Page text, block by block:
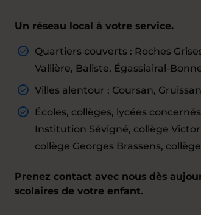
Un réseau local à votre service.
Quartiers couverts : Roches
Vallière, Baliste, Égassiairal-
Villes alentour : Coursan,
Écoles, collèges, lycées
Institution Sévigné, collège
collège Georges Brassens,
Prenez contact avec nous dès
scolaires de votre enfant.